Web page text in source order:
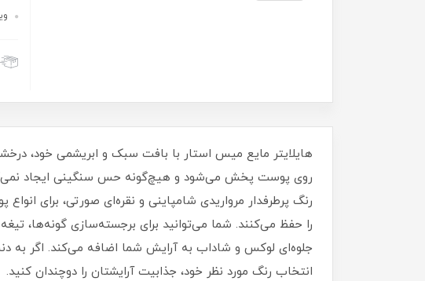
هایلایتر مایع میس استار با بافت سبک و ابریشمی خود،
روی پوست پخش می‌شود و هیچ‌گونه حس سنگینی ایجاد نمی‌کند.
رنگ پرطرفدار مرواریدی شامپاینی و نقره‌ای صورتی، برای
را حفظ می‌کنند. شما می‌توانید برای برجسته‌سازی گونه‌ها،
جلوه‌ای لوکس و شاداب به آرایش شما اضافه می‌کند. اگر به
انتخاب رنگ مورد نظر خود، جذابیت آرایشتان را دوچندان کنید.